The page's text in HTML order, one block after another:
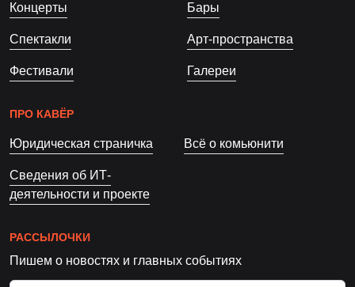
Концерты
Спектакли
Фестивали
Бары
Арт-пространства
Галереи
ПРО КАВЁР
Юридическая страничка Всё о комьюнити
Сведения об ИТ-
деятельности и проекте
РАССЫЛОЧКИ
Пишем о новостях и главных событиях